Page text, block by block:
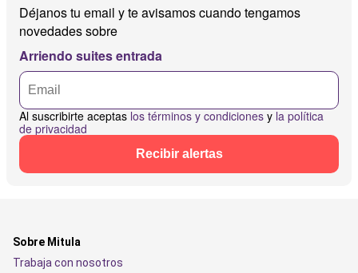
Déjanos tu email y te avisamos cuando tengamos
novedades sobre
Arriendo suites entrada
Al suscribirte aceptas los términos y condiciones y la política
de privacidad
Recibir alertas
Sobre Mitula
Trabaja con nosotros